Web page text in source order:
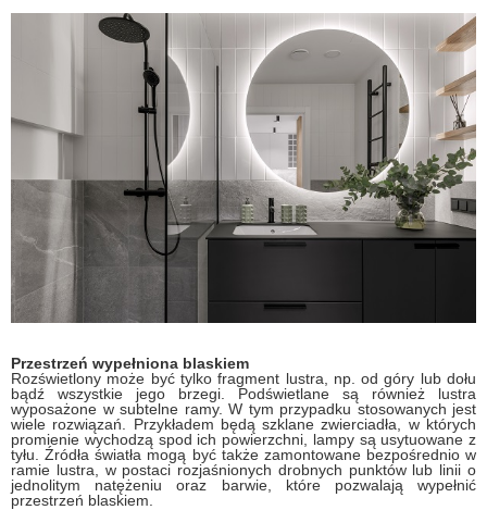
Przestrzeń wypełniona blaskiem
Rozświetlony może być tylko fragment lustra, np. od góry lub dołu
bądź wszystkie jego brzegi. Podświetlane są również lustra
wyposażone w subtelne ramy. W tym przypadku stosowanych jest
wiele rozwiązań. Przykładem będą szklane zwierciadła, w których
promienie wychodzą spod ich powierzchni, lampy są usytuowane z
tyłu. Źródła światła mogą być także zamontowane bezpośrednio w
ramie lustra, w postaci rozjaśnionych drobnych punktów lub linii o
jednolitym natężeniu oraz barwie, które pozwalają wypełnić
przestrzeń blaskiem.